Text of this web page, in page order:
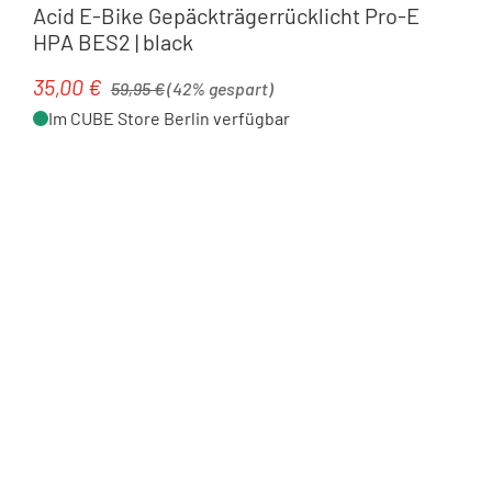
Acid E-Bike Gepäckträgerrücklicht Pro-E
HPA BES2 | black
Verkaufspreis:
35,00 € 59,95 €(42% gespart)
Im CUBE Store Berlin verfügbar